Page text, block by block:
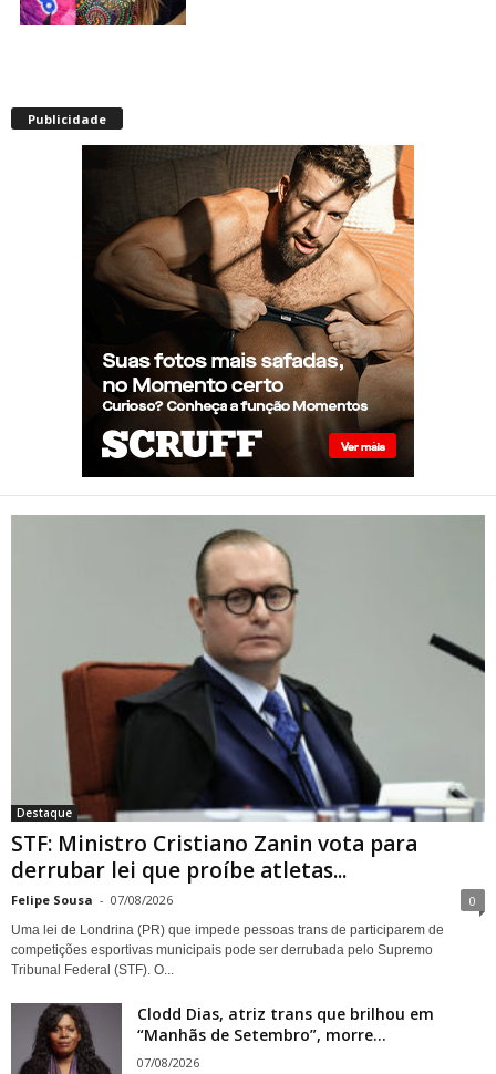
superior à real, aponta
relatório internacional
Gay de 62 anos relembra
quando, aos 15, foi garoto de
programa por quatro meses
sem saber: “Idiotice da minha
parte”
STF: Ministro Cristiano Zanin
vota para derrubar lei que
proíbe atletas transgênero
em competições de Londrina
Publicidade
Destaque
STF: Ministro Cristiano Zanin vota para
derrubar lei que proíbe atletas...
Felipe Sousa - 07/08/2026 0
Uma lei de Londrina (PR) que impede pessoas trans de participarem de
competições esportivas municipais pode ser derrubada pelo Supremo
Tribunal Federal (STF). O...
Clodd Dias, atriz trans que brilhou em
“Manhãs de Setembro”, morre...
07/08/2026